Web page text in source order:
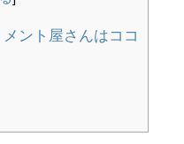
ント屋さんはココ